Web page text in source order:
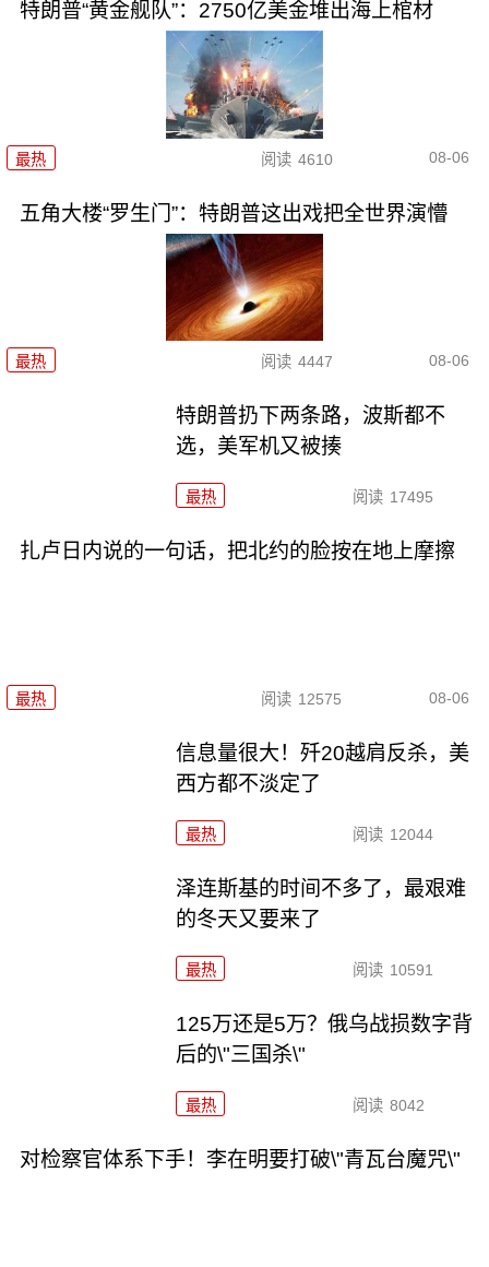
特朗普“黄金舰队”：2750亿美金堆出海上棺材
最热 阅读 4610 08-06
五角大楼“罗生门”：特朗普这出戏把全世界演懵
最热 阅读 4447 08-06
特朗普扔下两条路，波斯都不
选，美军机又被揍
最热 阅读 17495
扎卢日内说的一句话，把北约的脸按在地上摩擦
最热 阅读 12575 08-06
信息量很大！歼20越肩反杀，美
西方都不淡定了
最热 阅读 12044
泽连斯基的时间不多了，最艰难
的冬天又要来了
最热 阅读 10591
125万还是5万？俄乌战损数字背
后的\"三国杀\"
最热 阅读 8042
对检察官体系下手！李在明要打破\"青瓦台魔咒\"